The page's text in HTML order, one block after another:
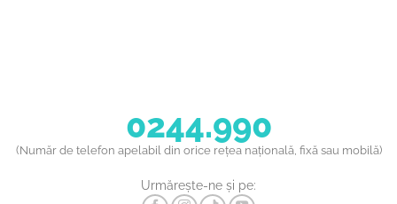
0244.990
(Număr de telefon apelabil din orice rețea națională, fixă sau mobilă)
Urmărește-ne și pe: